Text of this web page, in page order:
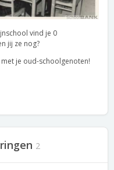
vind je 0
jij ze nog?
je oud-schoolgenoten!
2